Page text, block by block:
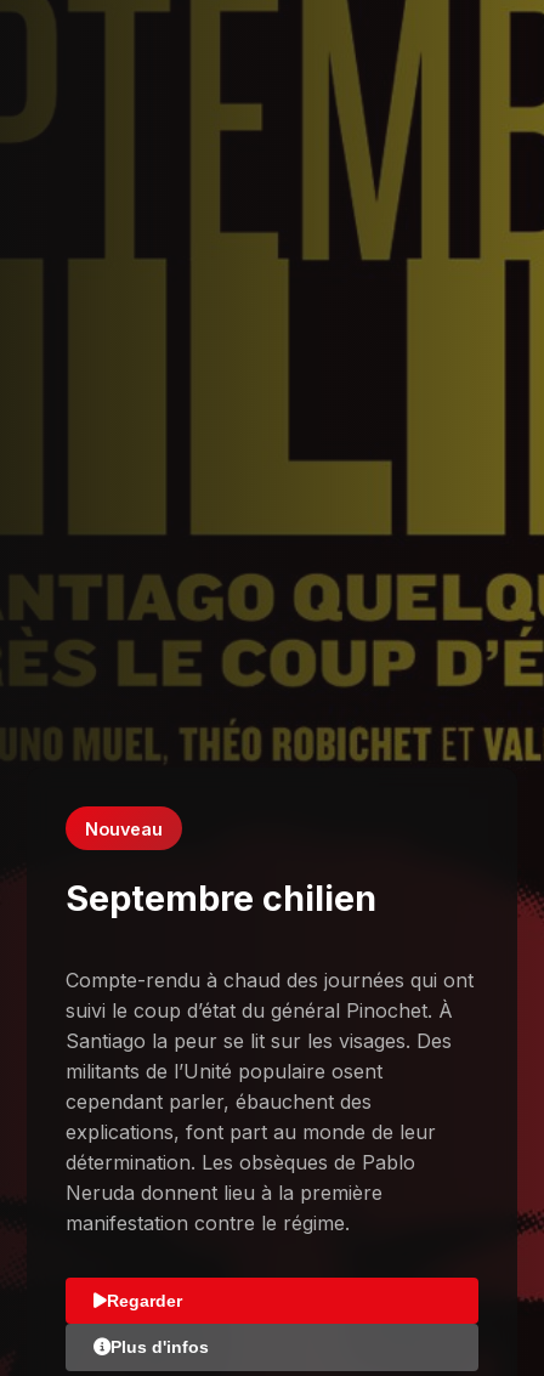
Nouveau
Septembre chilien
Compte-rendu à chaud des journées qui ont
suivi le coup d’état du général Pinochet. À
Santiago la peur se lit sur les visages. Des
militants de l’Unité populaire osent
cependant parler, ébauchent des
explications, font part au monde de leur
détermination. Les obsèques de Pablo
Neruda donnent lieu à la première
manifestation contre le régime.
Regarder
Plus d'infos